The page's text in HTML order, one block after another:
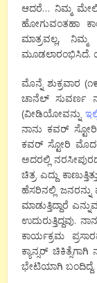
ಆದರೆ… ನಿಮ್ಮ
ಹೋಗುವಂತಹಾ
ಮಾತ್ರವಲ್ಲ,
ಮೂಡಲಾರಂಭಿಸಿದೆ.
ಮೊನ್ನೆ ಶುಕ್ರವಾರ
ಚಾನೆಲ್ ಸುವರ್ಣ
(ವೀಡಿಯೋವನ್ನು
ನಾನು ಕವರ್
ಕವರ್ ಸ್ಟೋರಿ
ಅದರಲ್ಲಿ
ಚಿತ್ರ ಎದ್ದು
ಹೆಸರಿನಲ್ಲಿ ಜನರನ್ನು
ಮಾಡುತ್ತಿದ್ದಾರೆ
ಉದುರುತ್ತಿದ್ದವು.
ಕಾರ್ಯಕ್ರಮ
ಕ್ಯಾನ್ಸರ್
ಭೇಟಿಯಾಗಿ ಬಂದಿದ್ದೆ.